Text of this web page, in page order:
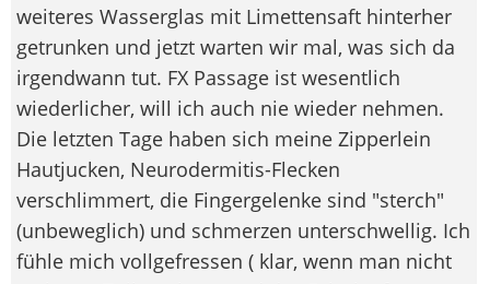
weiteres Wasserglas mit Limettensaft hinterher
getrunken und jetzt warten wir mal, was sich da
irgendwann tut. FX Passage ist wesentlich
wiederlicher, will ich auch nie wieder nehmen.
Die letzten Tage haben sich meine Zipperlein
Hautjucken, Neurodermitis-Flecken
verschlimmert, die Fingergelenke sind "sterch"
(unbeweglich) und schmerzen unterschwellig. Ich
fühle mich vollgefressen ( klar, wenn man nicht